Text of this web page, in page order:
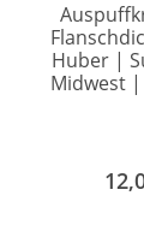
Huber |
Midwest |